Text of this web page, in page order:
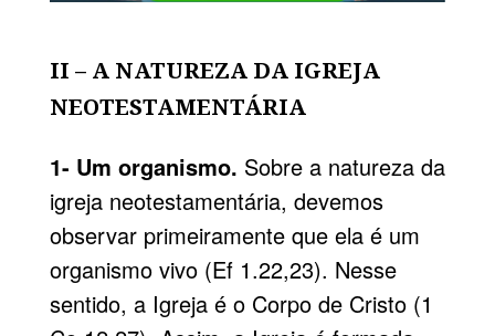
II – A NATUREZA DA IGREJA
NEOTESTAMENTÁRIA
1- Um organismo. Sobre a natureza da
igreja neotestamentária, devemos
observar primeiramente que ela é um
organismo vivo (Ef 1.22,23). Nesse
sentido, a Igreja é o Corpo de Cristo (1